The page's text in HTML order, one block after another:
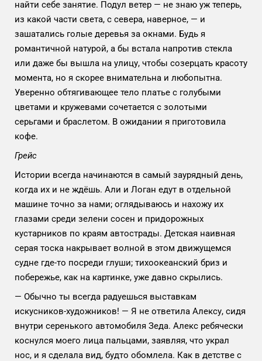
найти себе занятие. Подул ветер — не знаю уж теперь,
из какой части света, с севера, наверное, — и
зашатались голые деревья за окнами. Будь я
романтичной натурой, а бы встала напротив стекла
или даже бы вышла на улицу, чтобы созерцать красоту
момента, но я скорее внимательна и любопытна.
Уверенно обтягивающее тело платье с голубыми
цветами и кружевами сочетается с золотыми
серьгами и браслетом. В ожидании я приготовила
кофе.
Грейс
Истории всегда начинаются в самый заурядный день,
когда их и не ждёшь. Али и Логан едут в отдельной
машине точно за нами; оглядываюсь и нахожу их
глазами среди зелени сосен и придорожных
кустарников по краям автострады. Детская наивная
серая тоска накрывает волной в этом движущемся
судне где-то посреди глуши; тихоокеанский бриз и
побережье, как на картинке, уже давно скрылись.
— Обычно ты всегда радуешься выставкам
искусников-художников! — Я не ответила Алексу, сидя
внутри серенького автомобиля Зеда. Алекс ребячески
коснулся моего лица пальцами, заявляя, что украл
нос, и я сделала вид, будто обомлела. Как в детстве с